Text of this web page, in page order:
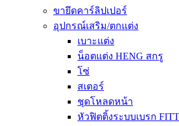
ขายึดคาร์ลิปเปอร์
อุปกรณ์เสริม/ตกแต่ง
เบาะแต่ง
น็อตแต่ง HENG สกรู
โซ่
สเตอร์
ชุดโหลดหน้า
หัวฟิตติ้งระบบเบรก